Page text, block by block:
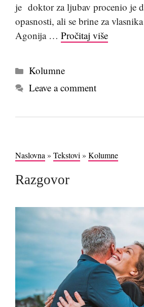
je doktor za ljubav procenio je
opasnosti, ali se brine za
Agonija … Pročitaj više
Kategorije
Kolumne
Leave a comment
Naslovna » Tekstovi » Kolumne
Razgovor